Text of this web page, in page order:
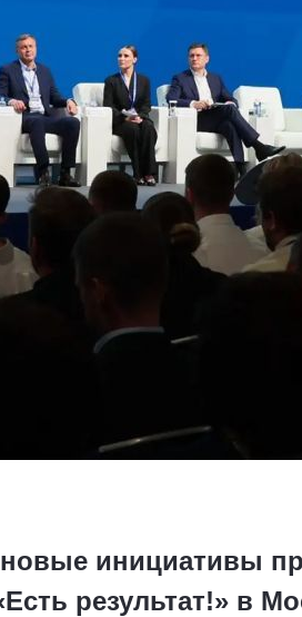
инициативы
результат!» в